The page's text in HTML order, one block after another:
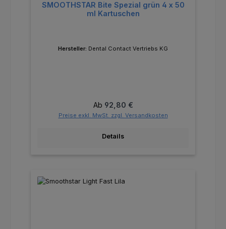
SMOOTHSTAR Bite Spezial grün 4 x 50
ml Kartuschen
Hersteller: Dental Contact Vertriebs KG
Regulärer Preis:
Ab 92,80 €
Preise exkl. MwSt. zzgl. Versandkosten
Details